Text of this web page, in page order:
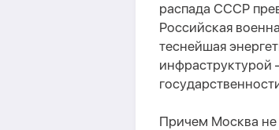
распада СССР
Российская
теснейшая
инфраструктурой
Причем Москва не